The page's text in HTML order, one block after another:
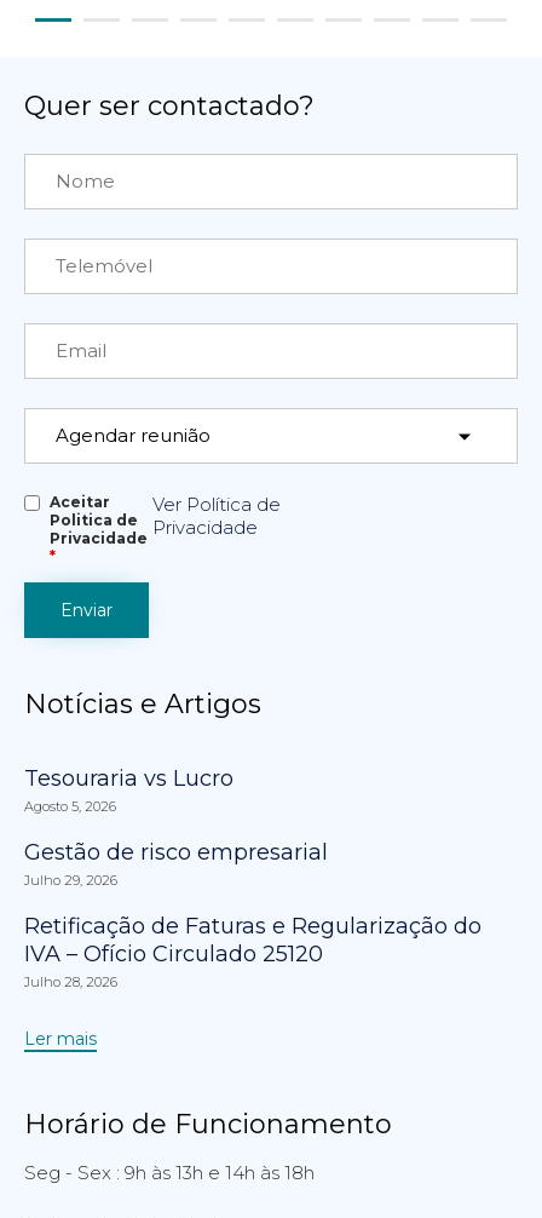
Quer ser contactado?
Aceitar
Politica de
Privacidade
*
Ver Política de
Privacidade
Notícias e Artigos
Tesouraria vs Lucro
Agosto 5, 2026
Gestão de risco empresarial
Julho 29, 2026
Retificação de Faturas e Regularização do
IVA – Ofício Circulado 25120
Julho 28, 2026
Ler mais
Horário de Funcionamento
Seg - Sex : 9h às 13h e 14h às 18h